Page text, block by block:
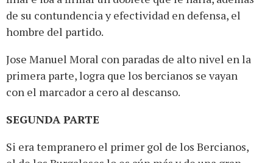
de su contundencia y efectividad en defensa, el
hombre del partido.
Jose Manuel Moral con paradas de alto nivel en la
primera parte, logra que los bercianos se vayan
con el marcador a cero al descanso.
SEGUNDA PARTE
Si era tempranero el primer gol de los Bercianos,